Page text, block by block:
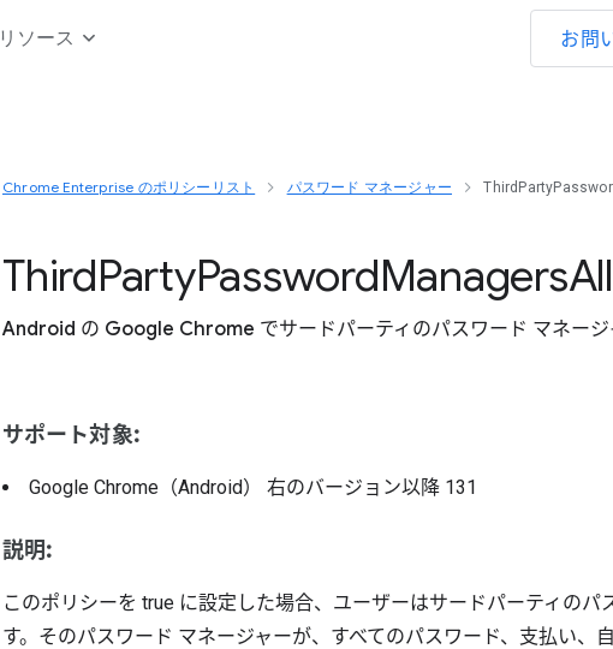
リソース お問
Chrome Enterprise のポリシーリスト パスワード マネージャー
ThirdPartyPasswordManagers
Android の Google Chrome でサードパーティのパスワード マネージ
サポート対象:
Google Chrome（Android） 右のバージョン以降 131
説明:
このポリシーを true に設定した場合、ユーザーはサードパーティのパ
す。そのパスワード マネージャーが、すべてのパスワード、支払い、